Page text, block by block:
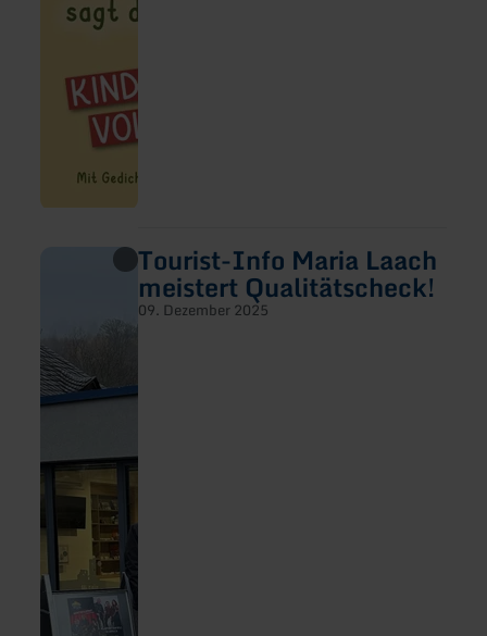
Tourist-Info Maria Laach
meistert Qualitätscheck!
09. Dezember 2025
Maria
Laach
meistert
Qualitätscheck!